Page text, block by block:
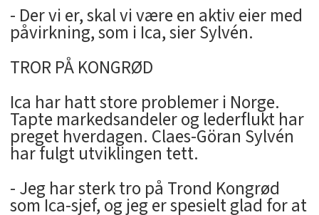
- Der vi er, skal vi være en aktiv eier med
påvirkning, som i Ica, sier Sylvén.
TROR PÅ KONGRØD
Ica har hatt store problemer i Norge.
Tapte markedsandeler og lederflukt har
preget hverdagen. Claes-Göran Sylvén
har fulgt utviklingen tett.
- Jeg har sterk tro på Trond Kongrød
som Ica-sjef, og jeg er spesielt glad for at